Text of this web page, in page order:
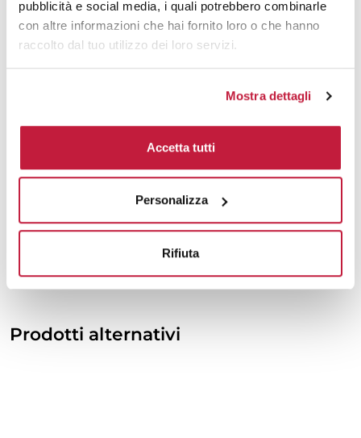
pubblicità e social media, i quali potrebbero combinarle
con altre informazioni che hai fornito loro o che hanno
raccolto dal tuo utilizzo dei loro servizi.
Mostra dettagli
Accetta tutti
Personalizza
Rifiuta
2000 € 4,29 € 4,58
3000 € 4,20
Tecniche di stampa
Area di personalizzazione
Domande e risposte
Prodotti alternativi